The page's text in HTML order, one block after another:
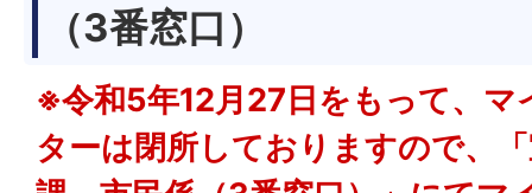
（3番窓口）
※令和5年12月27日をもって、マ
ターは閉所しておりますので、